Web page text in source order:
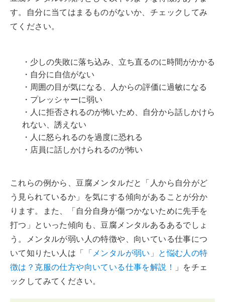
す。自分に当てはまるものがないか、チェックしてみ
てください。
・少しの失敗に落ち込み、立ち直るのに時間がかかる
・自分に自信がない
・周囲の目が気になる、人からの評価に過敏になる
・プレッシャーに弱い
・人に拒否されるのが怖いため、自分から話しかけら
れない、誘えない
・人に怒られるのを過度に恐れる
・店員に話しかけられるのが怖い
これらの例から、豆腐メンタルだと「人から自分がど
う見られているか」を気にする傾向があることが分か
ります。また、「自分自身が傷つかないために先手を
打つ」といった傾向も、豆腐メンタルあるあるでしょ
う。メンタルが弱い人の特徴や、向いている仕事につ
いて知りたい人は「 「メンタルが弱い」と悩む人の特
徴は？克服の仕方や向いている仕事を解説！
」をチェ
ックしてみてください。